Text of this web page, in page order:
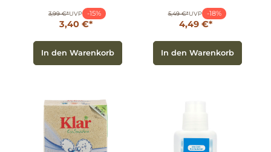
3,99 €*UVP -15%
3,40 €*
In den Warenkorb
5,49 €*UVP -18%
4,49 €*
In den Warenkorb